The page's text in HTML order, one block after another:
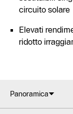
circuito solare
Elevati
ridotto
Panoramica